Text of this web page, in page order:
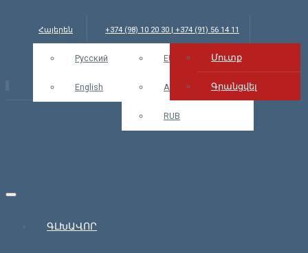
Հայերեն
Русский
English
+374 (98) 10 20 30 | +374 (91) 56 14 11
info@bars.am USD EUR
AMD
RUB
Մուտք Մուտք
Գրանցվել
ԳԼԽԱՎՈՐ